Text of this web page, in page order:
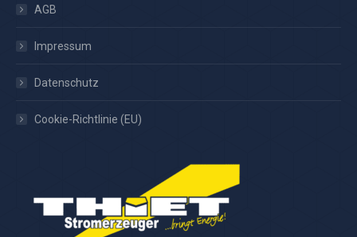
AGB
Impressum
Datenschutz
Cookie-Richtlinie (EU)